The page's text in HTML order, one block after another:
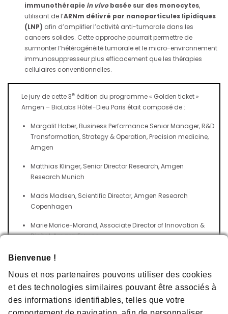
Bienvenue !
Nous et nos partenaires pouvons utiliser des cookies
et des technologies similaires pouvant être associés à
des informations identifiables, telles que votre
immunothérapie in vivobasée sur des monocytes,
utilisant de l’ARNm délivré par nanoparticules lipidiques
(LNP) afin d’amplifier l’activité anti-tumorale dans les
cancers solides. Cette approche pourrait permettre de
surmonter l’hétérogénéité tumorale et le micro-environnement
immunosuppresseur plus efficacement que les thérapies
cellulaires conventionnelles.
Le jury de cette 3e édition du programme « Golden ticket »
Amgen – BioLabs Hôtel-Dieu Paris était composé de :
Margalit Haber, Business Performance Senior Manager, R&D
Transformation, Strategy & Operation, Precision medicine,
Amgen
Matthias Klinger, Senior Director Research, Amgen
Research Munich
Mads Madsen, Scientific Director, Amgen Research
Copenhagen
Marie Morice-Morand, Associate Director of Innovation &
Digital, Amgen France
Martha S. Head, Associate Vice President, Amgen Research
Patrick Sulem, Co-managing director, DECODE Genetics
Nathalie Varoqueaux, Executive Medical Director, Amgen
France